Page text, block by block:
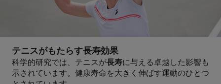
テニスがもたらす長寿効果
科学的研究では、テニスが長寿に与える卓越した影響も
示されています。健康寿命を大きく伸ばす運動のひとつ